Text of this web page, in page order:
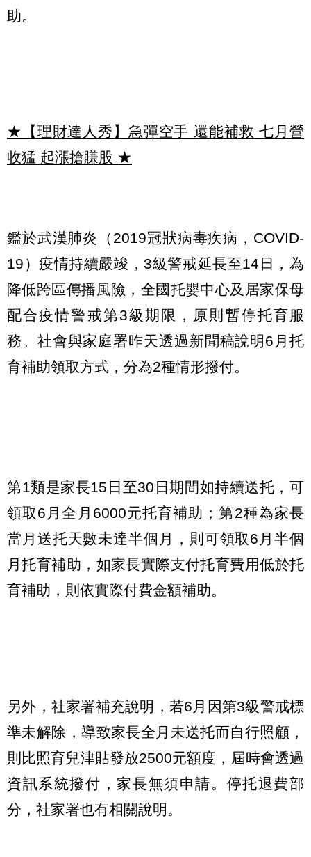
助。
★【理財達人秀】急彈空手 還能補救 七月營
收猛 起漲搶賺股 ★
鑑於武漢肺炎（2019冠狀病毒疾病，COVID-
19）疫情持續嚴竣，3級警戒延長至14日，為
降低跨區傳播風險，全國托嬰中心及居家保母
配合疫情警戒第3級期限，原則暫停托育服
務。社會與家庭署昨天透過新聞稿說明6月托
育補助領取方式，分為2種情形撥付。
第1類是家長15日至30日期間如持續送托，可
領取6月全月6000元托育補助；第2種為家長
當月送托天數未達半個月，則可領取6月半個
月托育補助，如家長實際支付托育費用低於托
育補助，則依實際付費金額補助。
另外，社家署補充說明，若6月因第3級警戒標
準未解除，導致家長全月未送托而自行照顧，
則比照育兒津貼發放2500元額度，屆時會透過
資訊系統撥付，家長無須申請。停托退費部
分，社家署也有相關說明。